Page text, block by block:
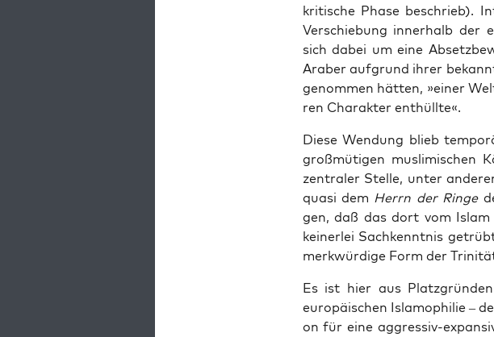
kri­ti­sche Pha­se beschrieb).
Ver­schie­bung inner­halb der
sich dabei um eine
Ara­ber auf­grund ihrer
ge­nom­men hät­ten, »einer
ren Cha­rak­ter enthüllte«.
Die­se Wen­dung blieb
groß­mü­ti­gen mus­li­mi­schen
zen­tra­ler Stel­le, unter
qua­si dem Herrn der Rin­ge
gen, daß das dort vom
kei­ner­lei Sach­kennt­nis
merk­wür­di­ge Form der
Es ist hier aus
euro­päi­schen Isla­mo­phi­lie –
on für eine aggres­siv-